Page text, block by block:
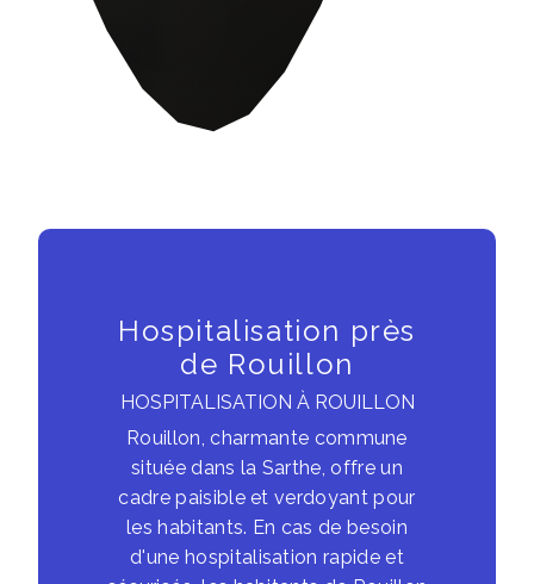
Hospitalisation près
de Rouillon
HOSPITALISATION À ROUILLON
Rouillon, charmante commune
située dans la Sarthe, offre un
cadre paisible et verdoyant pour
les habitants. En cas de besoin
d'une hospitalisation rapide et